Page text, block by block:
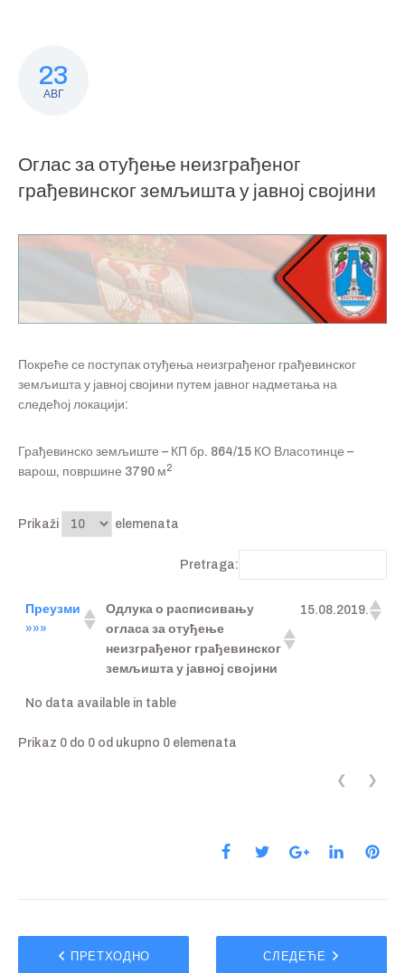
23
АВГ
Оглас за отуђење неизграђеног
грађевинског земљишта у јавној својини
Покреће се поступак отуђења неизграђеног грађевинског
земљишта у јавној својини путем јавног надметања на
следећој локацији:
Грађевинско земљиште – КП бр. 864/15 КО Власотинце –
варош, површине 3790 м2
Prikaži elemenata
Pretraga:
Преузми
»»»
Одлука о расписивању
огласа за отуђење
неизграђеног грађевинског
земљишта у јавној својини
15.08.2019.
No data available in table
Prikaz 0 do 0 od ukupno 0 elemenata
❮ ❯
ПРЕТХОДНО СЛЕДЕЋЕ